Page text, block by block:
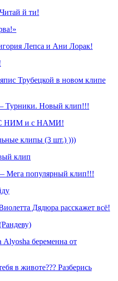
й ти!
Лепса и Ани Лорак!
Трубецкой в новом клипе
Турники. Новый клип!!!
С НИМ и с НАМИ!
клипы (3 шт.) )))
клип
Мега популярный клип!!!
Дядюра расскажет всё!
беременна от
в животе??? Разберись